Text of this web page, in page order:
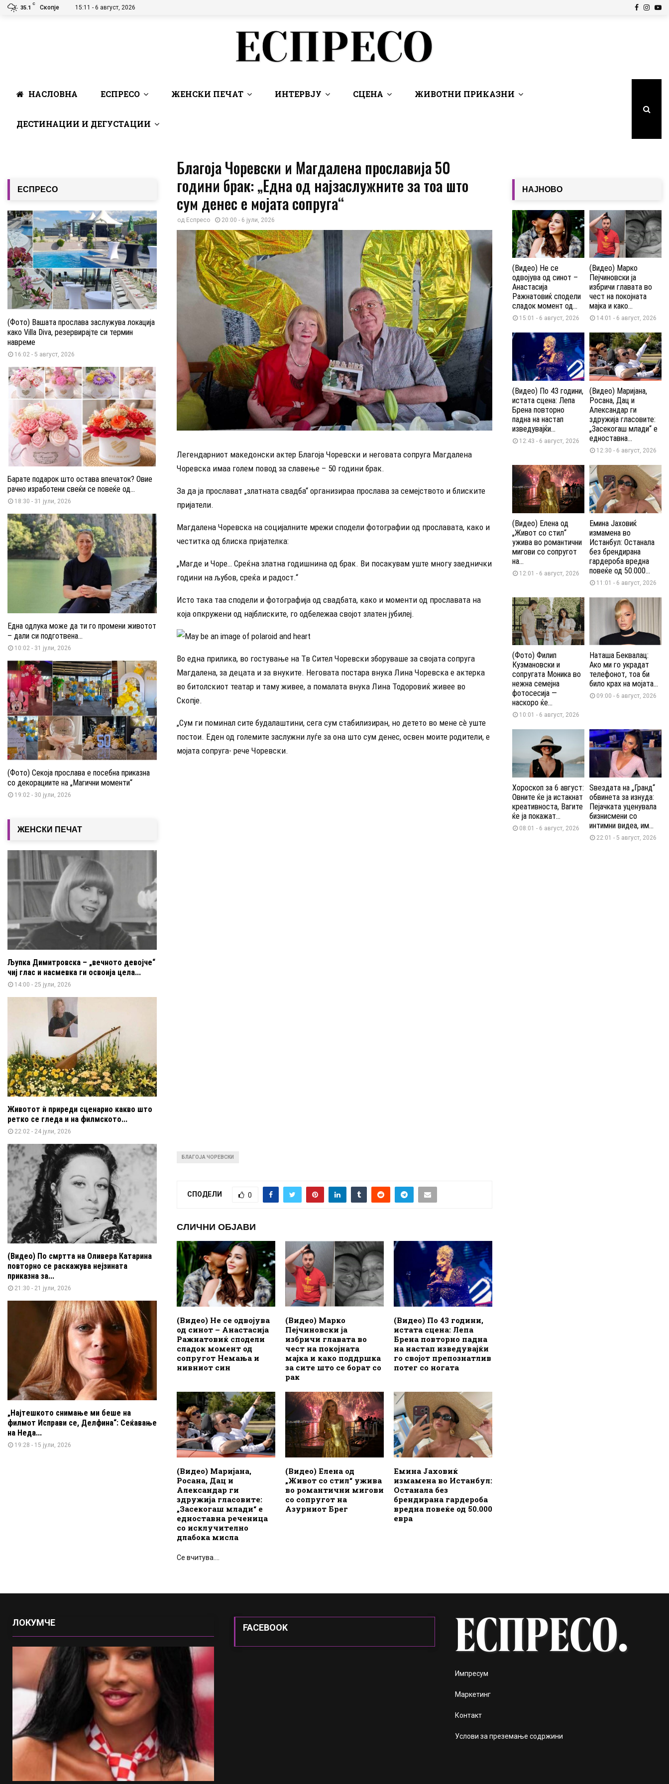
35.1
C
Скопје 15:11 - 6 август, 2026 Facebook
НАСЛОВНА ЕСПРЕСО ЖЕНСКИ ПЕЧАТ ИНТЕРВЈУ СЦЕНА ЖИВОТНИ ПРИКАЗНИ
ДЕСТИНАЦИИ И ДЕГУСТАЦИИ
Благоја Чоревски и Магдалена прославија 50
години брак: „Една од најзаслужните за тоа што
сум денес е мојата сопруга“
од Еспресо 20:00 - 6 јули, 2026
Легендарниот македонски актер Благоја Чоревски и неговата сопруга Магдалена
Чоревска имаа голем повод за славење – 50 години брак.
За да ја прослават „златната свадба“ организираа прослава за семејството и блиските
пријатели.
Магдалена Чоревска на социјалните мрежи сподели фотографии од прославата, како и
честитка од блиска пријателка:
„Магде и Чоре… Среќна златна годишнина од брак. Ви посакувам уште многу заеднички
години на љубов, среќа и радост.“
Исто така таа сподели и фотографија од свадбата, како и моменти од прославата на
која опкружени од најблиските, го одбележаа својот златен јубилеј.
Во една прилика, во гостување на Тв Сител Чоревски зборуваше за својата сопруга
Магдалена, за децата и за внуките. Неговата постара внука Лина Чоревска е актерка
во битолскиот театар и таму живее, а помалата внука Лина Тодоровиќ живее во
Скопје.
„Сум ги поминал сите будалаштини, сега сум стабилизиран, но детето во мене сè уште
постои. Еден од големите заслужни луѓе за она што сум денес, освен моите родители, е
мојата сопруга- рече Чоревски.
БЛАГОЈА ЧОРЕВСКИ
СПОДЕЛИ 0
СЛИЧНИ ОБЈАВИ
(Видео) Не се одвојува
од синот – Анастасија
Ражнатовиќ сподели
сладок момент од
сопругот Немања и
нивниот син
(Видео) Марко
Пејчиновски ја
избричи главата во
чест на покојната
мајка и како поддршка
за сите што се борат со
рак
(Видео) По 43 години,
истата сцена: Лепа
Брена повторно падна
на настап изведувајќи
го својот препознатлив
потег со ногата
(Видео) Маријана,
Росана, Дац и
Александар ги
здружија гласовите:
„Засекогаш млади“ е
едноставна реченица
со исклучително
длабока мисла
(Видео) Елена од
„Живот со стил“ ужива
во романтични мигови
со сопругот на
Азурниот Брег
Емина Јаховиќ
измамена во Истанбул:
Останала без
брендирана гардероба
вредна повеќе од 50.000
евра
Се вчитува....
ЕСПРЕСО
(Фото) Вашата прослава заслужува локација
како Villa Diva, резервирајте си термин
навреме
16:02 - 5 август, 2026
Барате подарок што остава впечаток? Овие
рачно изработени свеќи се повеќе од...
18:30 - 31 јули, 2026
Една одлука може да ти го промени животот
– дали си подготвена...
10:02 - 31 јули, 2026
(Фото) Секоја прослава е посебна приказна
со декорациите на „Магични моменти“
19:02 - 30 јули, 2026
ЖЕНСКИ ПЕЧАТ
Љупка Димитровска – „вечното девојче“
чиј глас и насмевка ги освоија цела...
14:00 - 25 јули, 2026
Животот ѝ приреди сценарио какво што
ретко се гледа и на филмското...
22:02 - 24 јули, 2026
(Видео) По смртта на Оливера Катарина
повторно се раскажува нејзината
приказна за...
21:30 - 21 јули, 2026
„Најтешкото снимање ми беше на
филмот Исправи се, Делфина“: Сеќавање
на Неда...
19:28 - 15 јули, 2026
НАЈНОВО
(Видео) Не се
одвојува од синот –
Анастасија
Ражнатовиќ сподели
сладок момент од...
15:01 - 6 август, 2026
(Видео) Марко
Пејчиновски ја
избричи главата во
чест на покојната
мајка и како...
14:01 - 6 август, 2026
(Видео) По 43 години,
истата сцена: Лепа
Брена повторно
падна на настап
изведувајќи...
12:43 - 6 август, 2026
(Видео) Маријана,
Росана, Дац и
Александар ги
здружија гласовите:
„Засекогаш млади“ е
едноставна...
12:30 - 6 август, 2026
(Видео) Елена од
„Живот со стил“
ужива во романтични
мигови со сопругот
на...
12:01 - 6 август, 2026
Емина Јаховиќ
измамена во
Истанбул: Останала
без брендирана
гардероба вредна
повеќе од 50.000...
11:01 - 6 август, 2026
(Фото) Филип
Кузмановски и
сопругата Моника во
нежна семејна
фотосесија —
наскоро ќе...
10:01 - 6 август, 2026
Наташа Беквалац:
Ако ми го украдат
телефонот, тоа би
било крах на мојата...
09:00 - 6 август, 2026
Хороскоп за 6 август:
Овните ќе ја истакнат
креативноста, Вагите
ќе ја покажат...
08:01 - 6 август, 2026
Ѕвездата на „Гранд“
обвинета за изнуда:
Пејачката уценувала
бизнисмени со
интимни видеа, им...
22:01 - 5 август, 2026
ЛОКУМЧЕ FACEBOOK
Импресум
Маркетинг
Контакт
Услови за преземање содржини